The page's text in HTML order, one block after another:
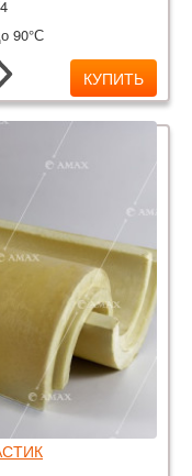
90°С
КУПИТЬ